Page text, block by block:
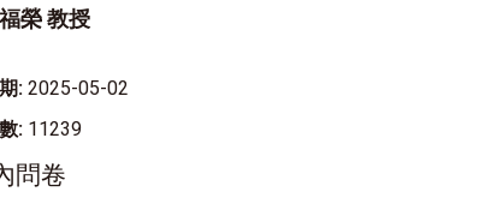
榮 教授
: 2025-05-02
: 11239
問卷